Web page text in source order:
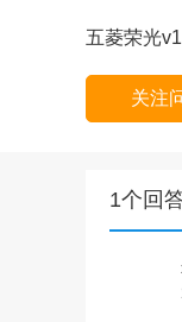
五菱荣光
关注
1个回